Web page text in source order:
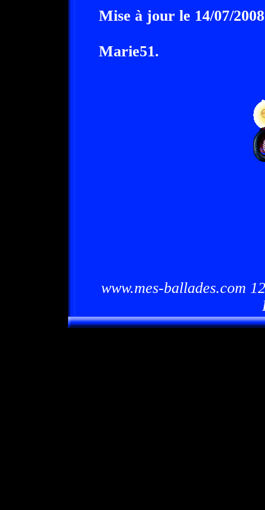
Mise à jour le 14/07/
Marie51.
www.mes-ballades.com